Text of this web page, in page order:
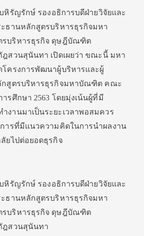
หิรัญรักษ์ รองอธิการบดีฝ่ายวิจัยและ
ธานหลักสูตรบริหารธุรกิจมหา
บริหารธุรกิจ ดุษฎีบัณฑิต
สวนสุนันทา เปิดเผยว่า ขณะนี้ มหา
โครงการพัฒนาผู้บริหารและผู้
กสูตรบริหารธุรกิจมหาบัณฑิต คณะ
รศึกษา 2563 โดยมุ่งเน้นผู้ที่มี
งานมาเป็นระยะเวลาพอสมควร
ารที่มีแนวความคิดในการนำผลงาน
ยไปต่อยอดธุรกิจ
หิรัญรักษ์ รองอธิการบดีฝ่ายวิจัยและ
ธานหลักสูตรบริหารธุรกิจมหา
บริหารธุรกิจ ดุษฎีบัณฑิต
ฎสวนสุนันทา